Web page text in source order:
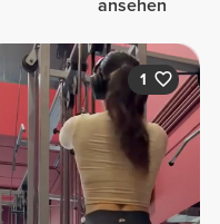
ansehen
1